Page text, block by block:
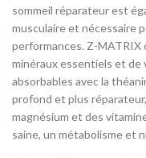
sommeil réparateur est
musculaire et nécessaire
performances. Z-
minéraux essentiels et de
absorbables avec la
profond et plus
magnésium et des
saine, un métabolisme et